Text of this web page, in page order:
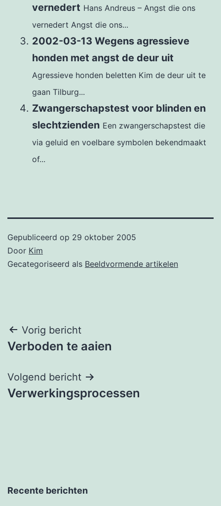
vernedert Hans Andreus – Angst die ons
vernedert Angst die ons...
2002-03-13 Wegens agressieve
honden met angst de deur uit
Agressieve honden beletten Kim de deur uit te
gaan Tilburg...
Zwangerschapstest voor blinden en
slechtzienden Een zwangerschapstest die
via geluid en voelbare symbolen bekendmaakt
of...
Gepubliceerd op 29 oktober 2005
Door Kim
Gecategoriseerd als Beeldvormende artikelen
Bericht
navigatie
Vorig bericht
Verboden te aaien
Volgend bericht
Verwerkingsprocessen
Recente berichten